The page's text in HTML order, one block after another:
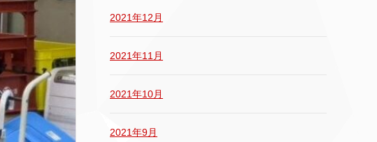
2021年12月
2021年11月
2021年10月
2021年9月